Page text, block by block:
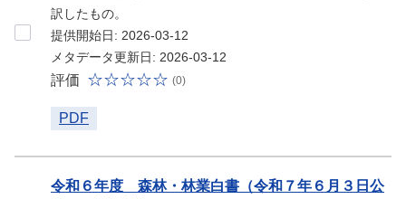
訳したもの。
提供開始日: 2026-03-12
メタデータ更新日: 2026-03-12
評価 (0)
PDF
令和６年度 森林・林業白書（令和７年６月３日公